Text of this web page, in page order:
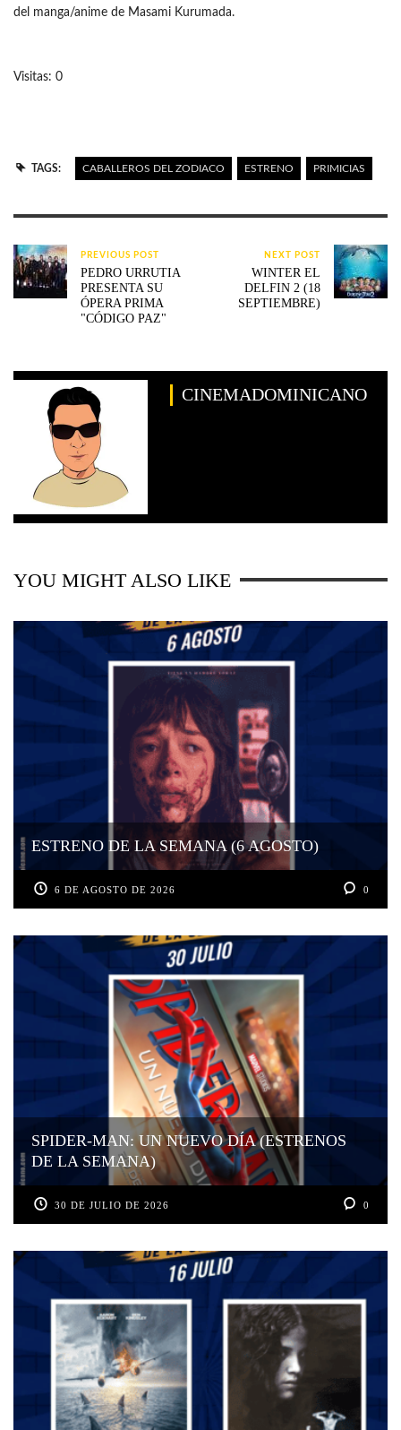
del manga/anime de Masami Kurumada.
Visitas: 0
TAGS: CABALLEROS DEL ZODIACO ESTRENO PRIMICIAS
PREVIOUS POST
PEDRO URRUTIA
PRESENTA SU
ÓPERA PRIMA
"CÓDIGO PAZ"
NEXT POST
WINTER EL
DELFIN 2 (18
SEPTIEMBRE)
CINEMADOMINICANO
YOU MIGHT ALSO LIKE
ESTRENO DE LA SEMANA (6 AGOSTO)
6 DE AGOSTO DE 2026 0
SPIDER-MAN: UN NUEVO DÍA (ESTRENOS
DE LA SEMANA)
30 DE JULIO DE 2026 0